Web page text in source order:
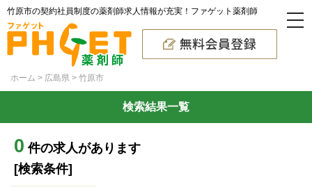
竹原市の契約社員制度の薬剤師求人情報が充実！ファゲット薬剤師
ホーム 広島県 竹原市
検索結果一覧
0 件の求人があります
[検索条件]